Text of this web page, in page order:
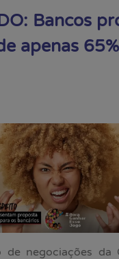
Bancos
apenas
de negociações da